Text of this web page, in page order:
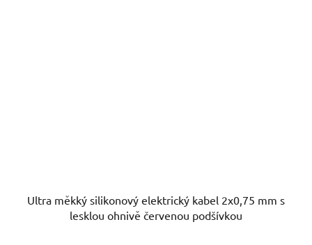
Ultra měkký silikonový elektrický kabel 2x0,75 mm s
lesklou ohnivě červenou podšívkou